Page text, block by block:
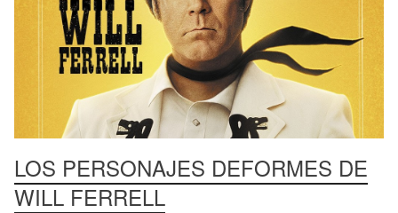
LOS PERSONAJES DEFORMES DE
WILL FERRELL